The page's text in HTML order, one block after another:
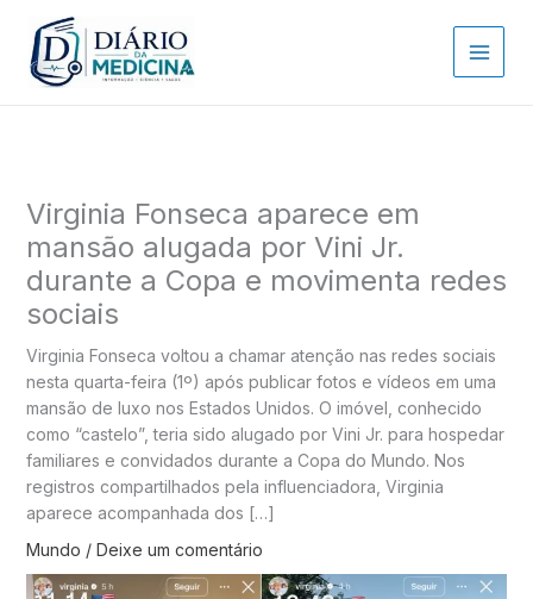
para
conteúdo
Virginia Fonseca aparece em
mansão alugada por Vini Jr.
durante a Copa e movimenta redes
sociais
Virginia Fonseca voltou a chamar atenção nas redes sociais
nesta quarta-feira (1º) após publicar fotos e vídeos em uma
mansão de luxo nos Estados Unidos. O imóvel, conhecido
como “castelo”, teria sido alugado por Vini Jr. para hospedar
familiares e convidados durante a Copa do Mundo. Nos
registros compartilhados pela influenciadora, Virginia
aparece acompanhada dos […]
Mundo / Deixe um comentário